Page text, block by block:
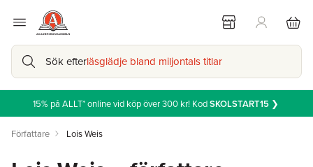
Sök efterläsglädje bland miljontals titlar
15% på ALLT* online vid köp över 300 kr! KodSKOLSTART15❯
Författare Lois Weis